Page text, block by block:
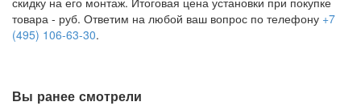
товара - руб. Ответим на любой ваш вопрос по телефону +7
(495) 106-63-30.
Вы ранее смотрели